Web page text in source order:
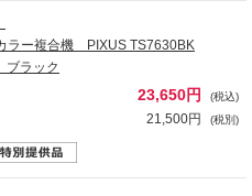
ラー複合機 PIXUS TS7630BK
ラック
23,650円 (税込)
21,500円 (税別)